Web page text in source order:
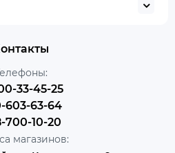
33-45-25
603-63-64
700-10-20
магазинов: